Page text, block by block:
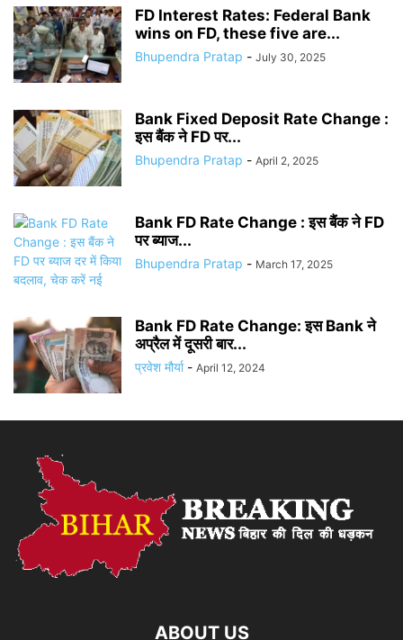
FD Interest Rates: Federal Bank
wins on FD, these five are...
Bhupendra Pratap - July 30, 2025
Bank Fixed Deposit Rate Change :
इस बैंक ने FD पर...
Bhupendra Pratap - April 2, 2025
Bank FD Rate Change : इस बैंक ने FD
पर ब्याज...
Bhupendra Pratap - March 17, 2025
Bank FD Rate Change: इस Bank ने
अप्रैल में दूसरी बार...
प्रवेश मौर्या - April 12, 2024
ABOUT US